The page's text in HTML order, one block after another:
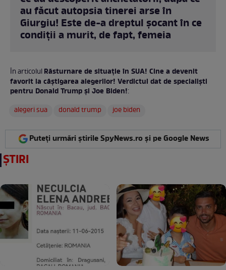
au făcut autopsia tinerei arse în
Giurgiu! Este de-a dreptul șocant în ce
condiții a murit, de fapt, femeia
În articolulRăsturnare de situație în SUA! Cine a devenit
favorit la câștigarea alegerilor! Verdictul dat de specialiști
pentru Donald Trump și Joe Biden!:
alegeri sua
donald trump joe biden
Puteți urmări știrile SpyNews.ro și pe Google News
ȘTIRI